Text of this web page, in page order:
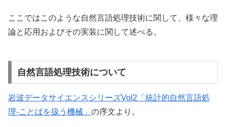
ここではこのような自然言語処理技術に関して、様々な理
論と応用およびその実装に関して述べる。
自然言語処理技術について
岩波データサイエンスシリーズVol2「統計的自然言語処
理-ことばを扱う機械」 の序文より。